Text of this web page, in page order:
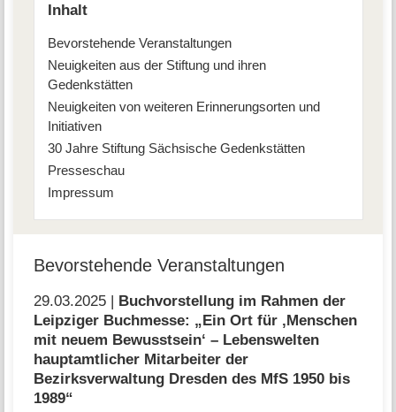
Inhalt
Bevorstehende Veranstaltungen
Neuigkeiten aus der Stiftung und ihren
Gedenkstätten
Neuigkeiten von weiteren Erinnerungsorten und
Initiativen
30 Jahre Stiftung Sächsische Gedenkstätten
Presseschau
Impressum
Bevorstehende Veranstaltungen
29.03.2025 | Buchvorstellung im Rahmen der
Leipziger Buchmesse: „Ein Ort für ‚Menschen
mit neuem Bewusstsein‘ – Lebenswelten
hauptamtlicher Mitarbeiter der
Bezirksverwaltung Dresden des MfS 1950 bis
1989“